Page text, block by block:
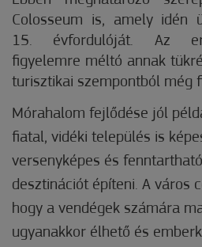
Colosseum is, amely idén
15. évfordulóját. Az
figyelemre méltó annak
turisztikai szempontból még
Mórahalom fejlődése jól
fiatal, vidéki település is
versenyképes és
desztinációt építeni. A város
hogy a vendégek számára
ugyanakkor élhető és